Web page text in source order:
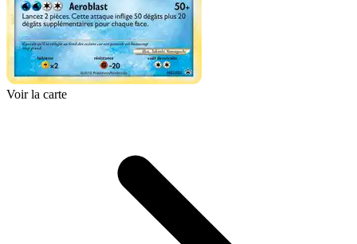
Voir la carte